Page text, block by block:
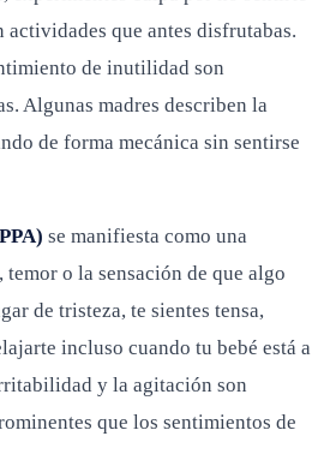
que antes disfrutabas.
de inutilidad son
Algunas madres describen la
de forma mecánica sin sentirse
se manifiesta como una
o la sensación de que algo
de tristeza, te sientes tensa,
incluso cuando tu bebé está a
y la agitación son
que los sentimientos de